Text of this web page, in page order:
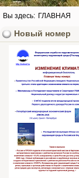
Вы здесь: ГЛАВНАЯ
Новый номер